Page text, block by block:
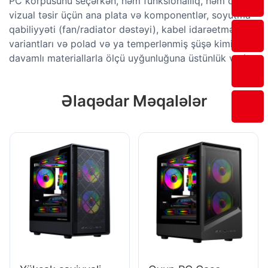
vizual təsir üçün ana plata və komponentlər, soyutma
qabiliyyəti (fan/radiator dəstəyi), kabel idarəetmə
variantları və polad və ya temperlənmiş şüşə kimi
davamlı materiallarla ölçü uyğunluğuna üstünlük verin.
Əlaqədar Məqalələr